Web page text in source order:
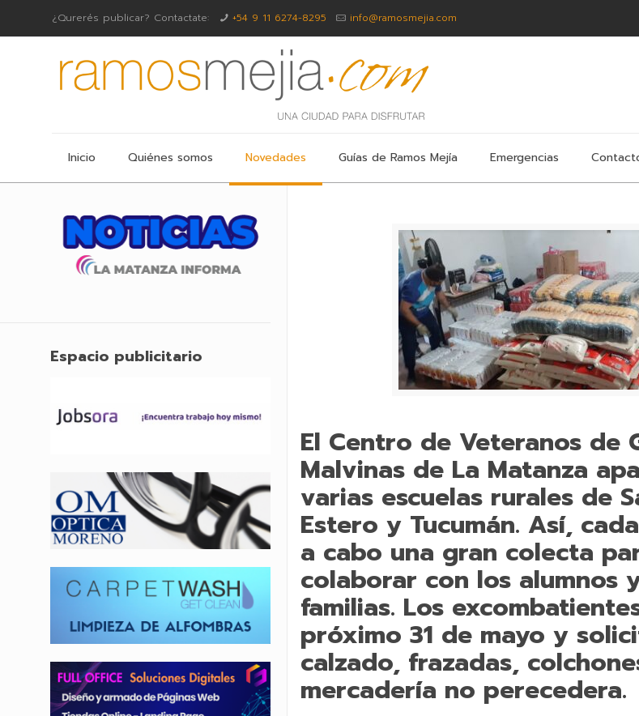
¿Qurerés publicar? Contactate: +54 9 11 6274-8295 info@ramosmejia.com
Inicio Quiénes somos Novedades Guías de Ramos Mejía Emergencias
El Centro de Veteranos de
Malvinas de La Matanza
varias escuelas rurales de
Estero y Tucumán. Así,
a cabo una gran colecta
colaborar con los alumnos
familias. Los
próximo 31 de mayo y
calzado, frazadas,
mercadería no perecedera.
Espacio publicitario